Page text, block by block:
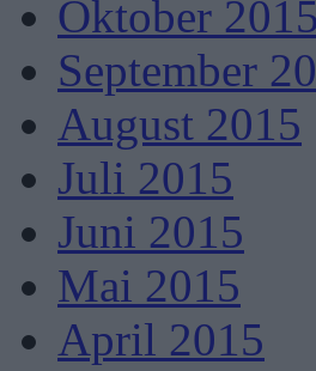
Oktober 2015
September
August 2015
Juli 2015
Juni 2015
Mai 2015
April 2015